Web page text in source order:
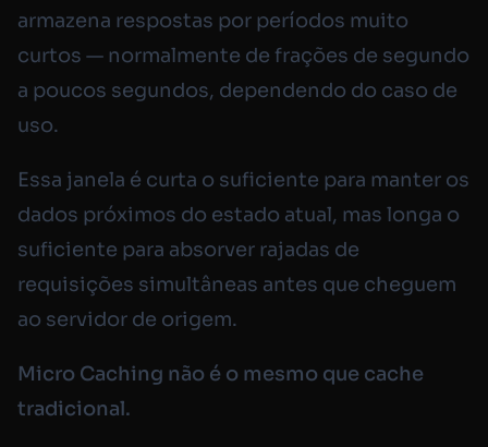
armazena respostas por períodos muito
curtos — normalmente de frações de segundo
a poucos segundos, dependendo do caso de
uso.
Essa janela é curta o suficiente para manter os
dados próximos do estado atual, mas longa o
suficiente para absorver rajadas de
requisições simultâneas antes que cheguem
ao servidor de origem.
Micro Caching não é o mesmo que cache
tradicional.